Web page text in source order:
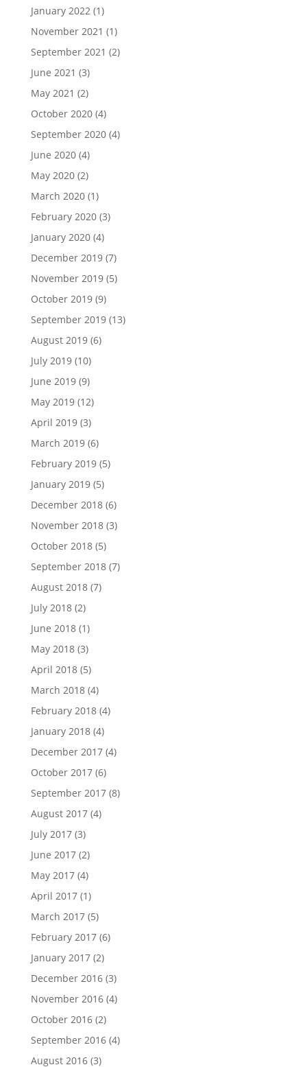
January 2022(1)
November 2021 (1)
September 2021 (2)
June 2021 (3)
May 2021 (2)
October 2020(4)
September 2020(4)
June 2020(4)
May 2020(2)
March 2020(1)
February 2020(3)
January 2020(4)
December 2019(7)
November 2019(5)
October 2019(9)
September 2019(13)
August 2019(6)
July 2019(10)
June 2019(9)
May 2019(12)
April 2019(3)
March 2019(6)
February 2019(5)
January 2019(5)
December 2018(6)
November 2018(3)
October 2018(5)
September 2018(7)
August 2018(7)
July 2018(2)
June 2018(1)
May 2018(3)
April 2018(5)
March 2018(4)
February 2018(4)
January 2018(4)
December 2017(4)
October 2017(6)
September 2017(8)
August 2017(4)
July 2017(3)
June 2017(2)
May 2017(4)
April 2017(1)
March 2017(5)
February 2017(6)
January 2017(2)
December 2016(3)
November 2016(4)
October 2016(2)
September 2016(4)
August 2016(3)